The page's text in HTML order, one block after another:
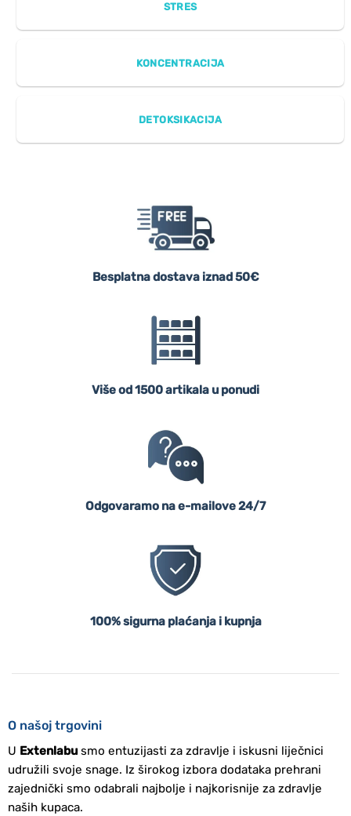
STRES
KONCENTRACIJA
DETOKSIKACIJA
Besplatna dostava iznad 50€
Više od 1500 artikala u ponudi
Odgovaramo na e-mailove 24/7
100% sigurna plaćanja i kupnja
O našoj trgovini
U Extenlabusmo entuzijasti za zdravlje i iskusni liječnici
udružili svoje snage. Iz širokog izbora dodataka prehrani
zajednički smo odabrali najbolje i najkorisnije za zdravlje
naših kupaca.